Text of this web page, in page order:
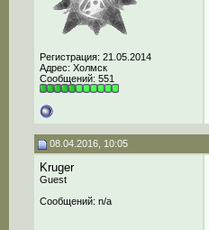
Регистрация: 21.05.2014
Адрес: Холмск
Сообщений: 551
08.04.2016, 10:05
Kruger
Guest
Сообщений: n/a